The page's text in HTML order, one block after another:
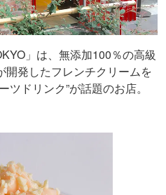
」は、無添加100％の高級
開発したフレンチクリームを
ドリンク”が話題のお店。